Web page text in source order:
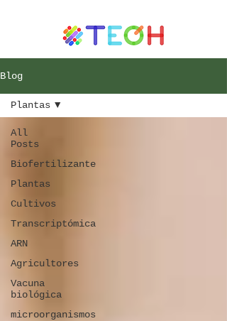
Blog
All
Posts
Biofertilizante
Plantas
Cultivos
Transcriptómica
ARN
Agricultores
Vacuna
biológica
microorganismos
Plantas